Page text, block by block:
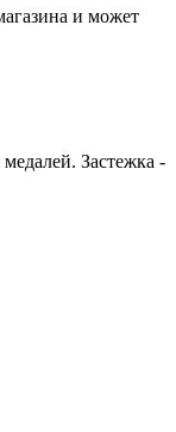
и может
Застежка -